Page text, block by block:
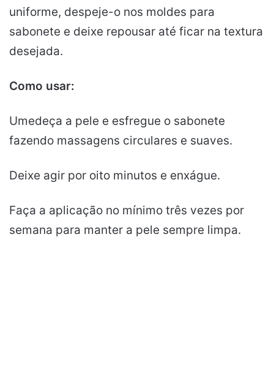
uniforme, despeje-o nos moldes para
sabonete e deixe repousar até ficar na textura
desejada.
Como usar:
Umedeça a pele e esfregue o sabonete
fazendo massagens circulares e suaves.
Deixe agir por oito minutos e enxágue.
Faça a aplicação no mínimo três vezes por
semana para manter a pele sempre limpa.